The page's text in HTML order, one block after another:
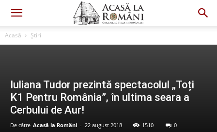
Acasă Știri
Iuliana Tudor prezintă spectacolul „Toți
K1 Pentru România”, în ultima seara a
Cerbului de Aur!
De către Acasă la Români - 22 august 2018 1510 0